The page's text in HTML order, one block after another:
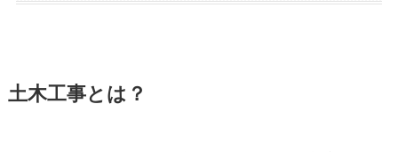
土木工事とは？